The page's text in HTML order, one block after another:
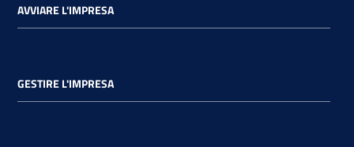
AVVIARE L'IMPRESA
GESTIRE L'IMPRESA